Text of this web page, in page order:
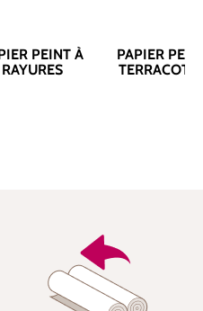
PEINT À
RAYURES
PAPIER